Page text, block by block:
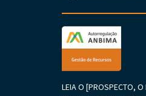
LEIA O [PROSPECTO, O